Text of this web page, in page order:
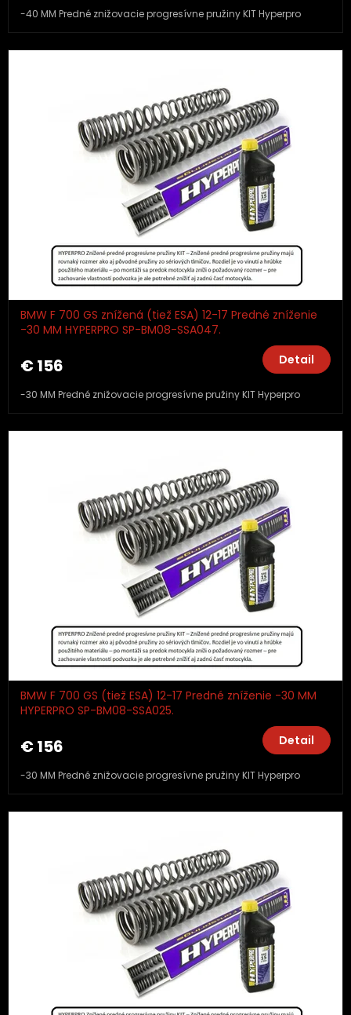
-40 MM Predné znižovacie progresívne pružiny KIT Hyperpro
BMW F 700 GS znížená (tiež ESA) 12-17 Predné zníženie
-30 MM HYPERPRO SP-BM08-SSA047.
€ 156 Detail
-30 MM Predné znižovacie progresívne pružiny KIT Hyperpro
BMW F 700 GS (tiež ESA) 12-17 Predné zníženie -30 MM
HYPERPRO SP-BM08-SSA025.
€ 156 Detail
-30 MM Predné znižovacie progresívne pružiny KIT Hyperpro